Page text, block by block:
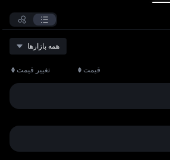
همه بازارها
قیمت تغییر قیمت